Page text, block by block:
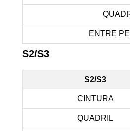
ENTRE
S2/S3
S2/S3
CINTURA
QUADRIL